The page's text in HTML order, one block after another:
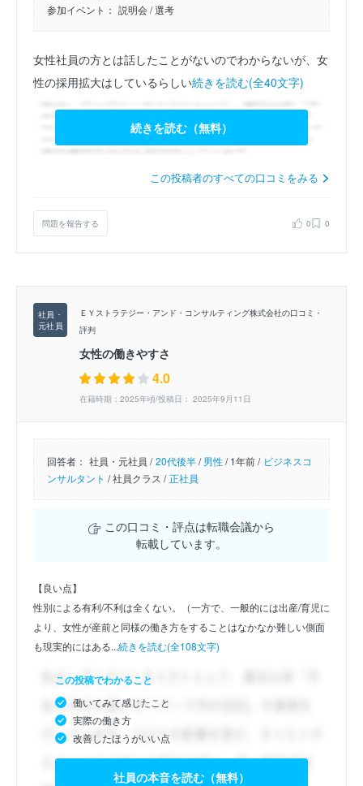
参加イベント： 説明会/ 選考
女性社員の方とは話したことがないのでわからないが、女
性の採用拡大はしているらしい続きを読む(全40文字)
続きを読む（無料）
この投稿者のすべての口コミをみる
問題を報告する 0 0
ＥＹストラテジー・アンド・コンサルティング株式会社の口コミ・
評判
女性の働きやすさ
4.0
在籍時期：2025年頃/投稿日： 2025年9月11日
回答者： 社員・元社員 / 20代後半/男性/1年前 / ビジネスコ
ンサルタント /社員クラス / 正社員
この口コミ・評点は転職会議から
転載しています。
【良い点】
性別による有利/不利は全くない。（一方で、一般的には出産/育児に
より、女性が産前と同様の働き方をすることはなかなか難しい側面
も現実的にはある...続きを読む(全108文字)
この投稿でわかること
働いてみて感じたこと
実際の働き方
改善したほうがいい点
社員の本音を読む（無料）